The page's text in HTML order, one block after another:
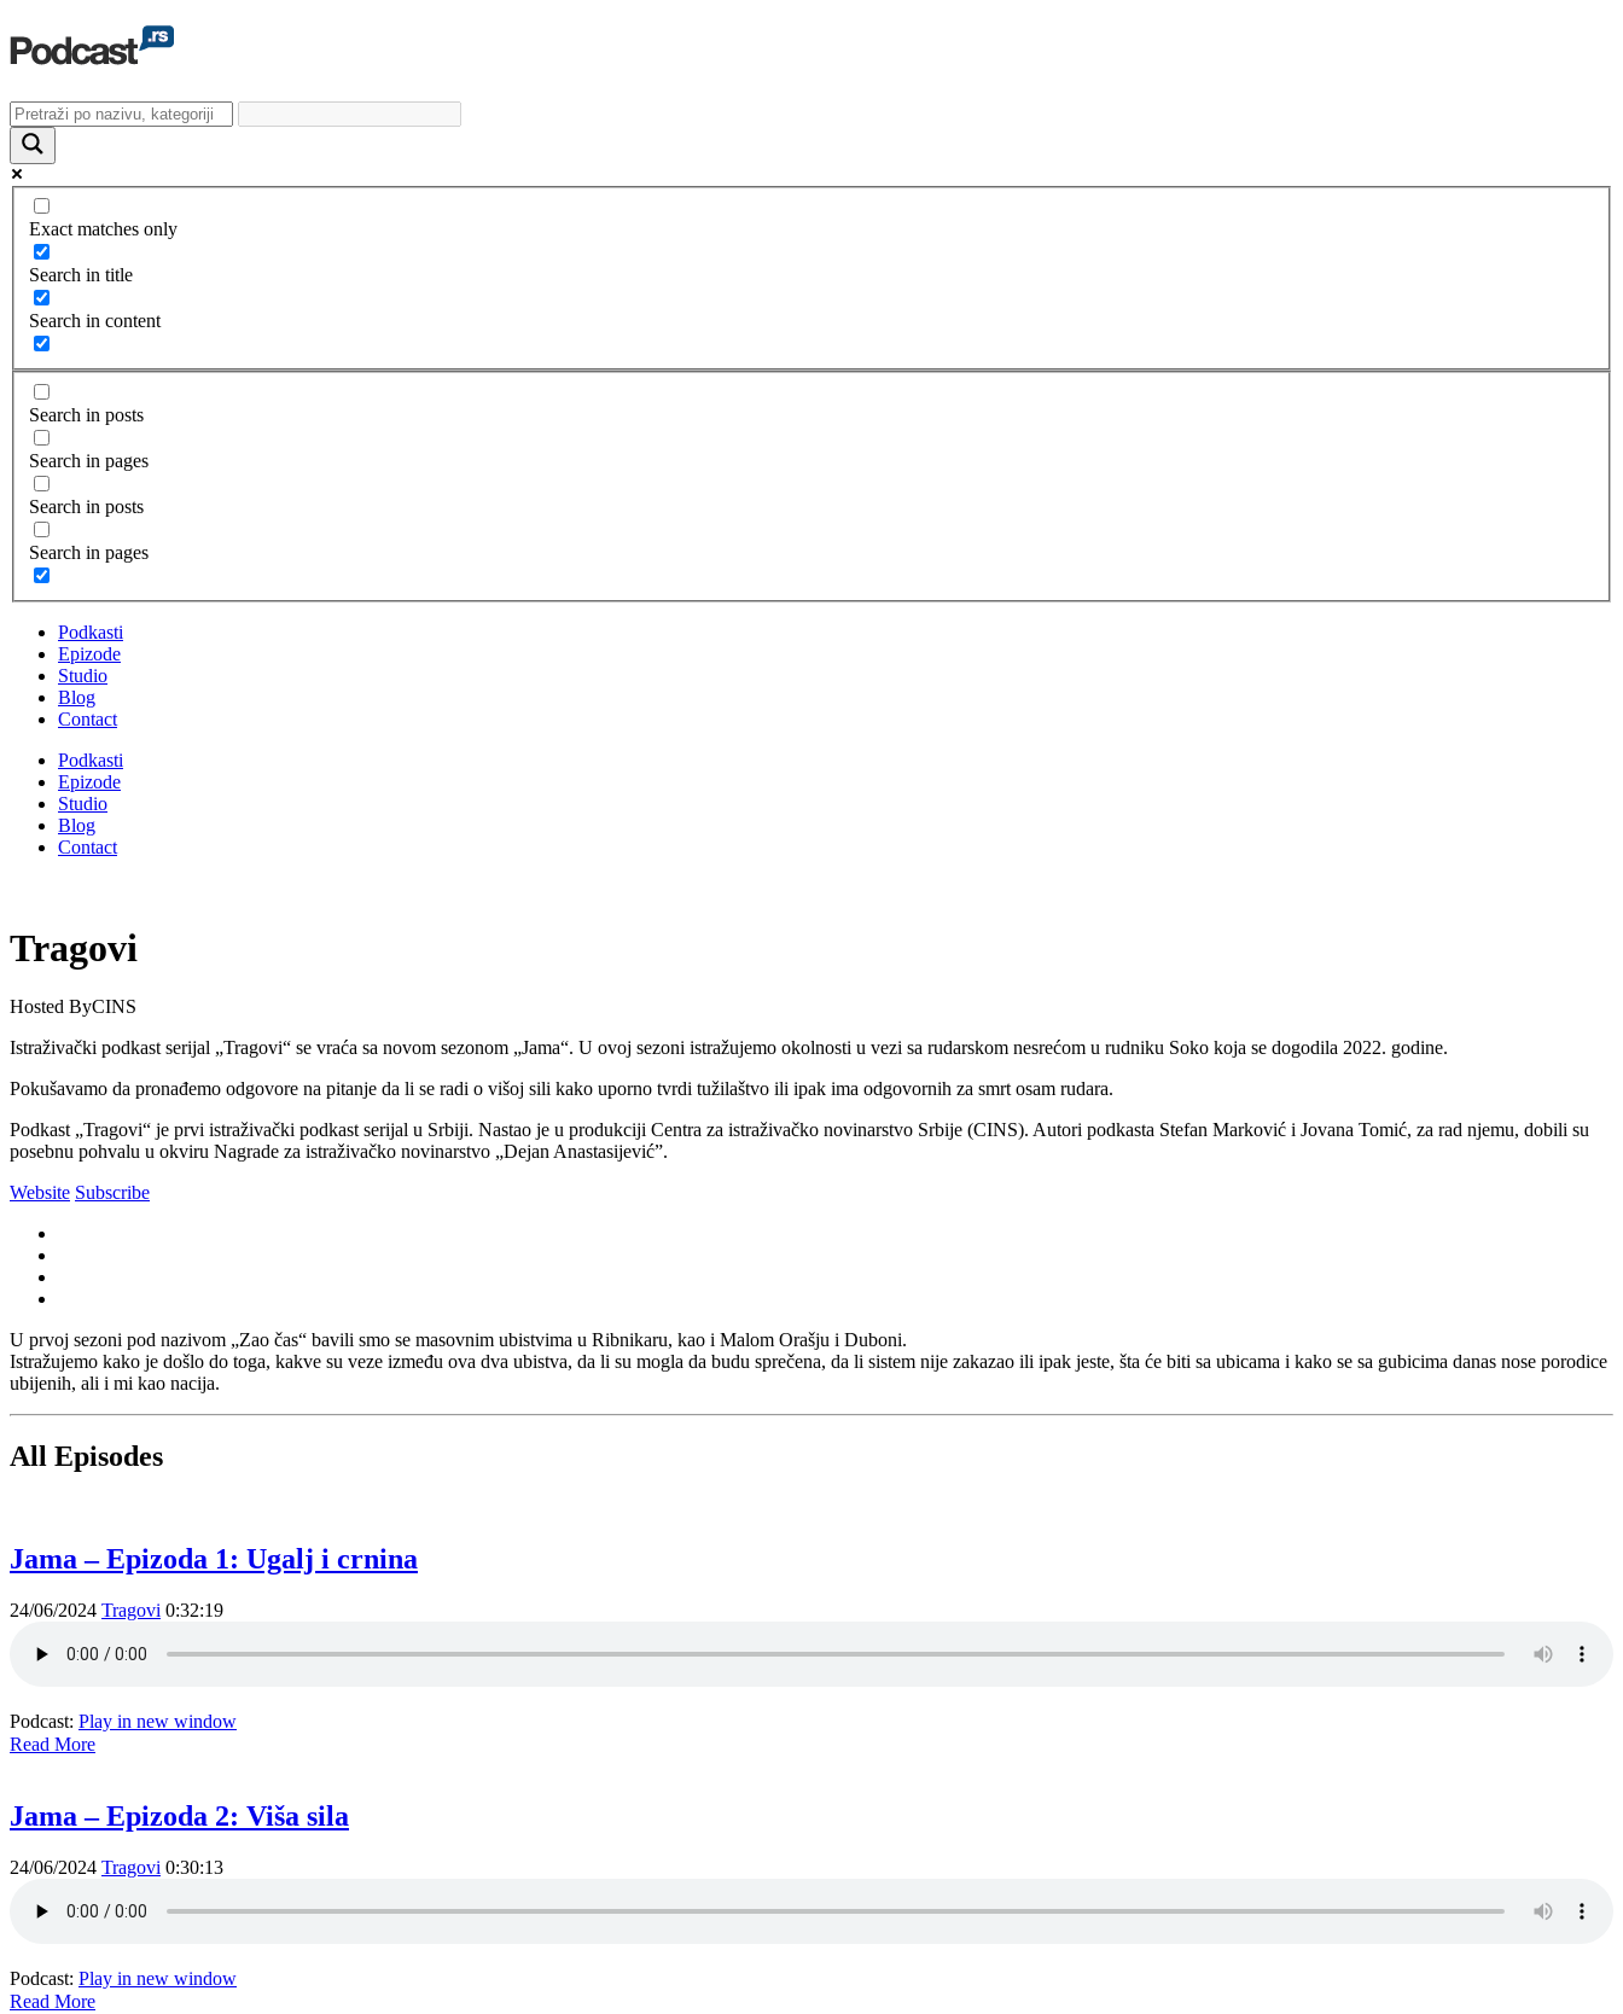
Exact matches only
Search in title
Search in content
Search in posts
Search in pages
Search in posts
Search in pages
Podkasti
Epizode
Studio
Blog
Contact
Podkasti
Epizode
Studio
Blog
Contact
Tragovi
Hosted ByCINS
Istraživački podkast serijal „Tragovi“ se vraća sa novom sezonom „Jama“. U ovoj sezoni istražujemo okolnosti u vezi sa rudarskom nesrećom u rudniku Soko koja se dogodila 2022. godine.
Pokušavamo da pronađemo odgovore na pitanje da li se radi o višoj sili kako uporno tvrdi tužilaštvo ili ipak ima odgovornih za smrt osam rudara.
Podkast „Tragovi“ je prvi istraživački podkast serijal u Srbiji. Nastao je u produkciji Centra za istraživačko novinarstvo Srbije (CINS). Autori podkasta Stefan Marković i Jovana Tomić, za rad njemu, dobili su
posebnu pohvalu u okviru Nagrade za istraživačko novinarstvo „Dejan Anastasijević”.
Website Subscribe
U prvoj sezoni pod nazivom „Zao čas“ bavili smo se masovnim ubistvima u Ribnikaru, kao i Malom Orašju i Duboni.
Istražujemo kako je došlo do toga, kakve su veze između ova dva ubistva, da li su mogla da budu sprečena, da li sistem nije zakazao ili ipak jeste, šta će biti sa ubicama i kako se sa gubicima danas nose porodice
ubijenih, ali i mi kao nacija.
All Episodes
Jama – Epizoda 1: Ugalj i crnina
24/06/2024 Tragovi 0:32:19
Podcast: Play in new window
Read More
Jama – Epizoda 2: Viša sila
24/06/2024 Tragovi 0:30:13
Podcast: Play in new window
Read More